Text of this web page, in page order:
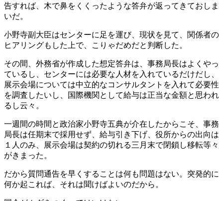
告すれば、木で鼻をくくったような答弁が返ってきておしま
いだ。
小野寺副大臣はセンターに足を運び、現状を見て、関係者の
ヒアリングもした上で、こりゃだめだと判断した。
その間、外務省が作成した想定答弁は、事務局長はよくやっ
ているし、センターには必要な人材を入れているだけだし、
展示会場については中立的なコンサルタントを入れて必要性
を調査したいし、国際機関として給与は正当な金額と思われ
るし云々。
一週間の時間と政治家小野寺五典が介在したからこそ、事務
局長は任期末で採用せず、給与引き下げ、役所からの出向は
１人のみ、展示会場は契約の切れる三月末で閉鎖し移転等々
がきまった。
だから質問通告を早くすることは何も問題はない。突発的に
何か起これば、それは聞けばよいのだから。